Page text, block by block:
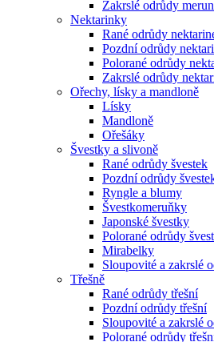
Zakrslé odrůdy
Nektarinky
Rané odrůdy
Pozdní odrůdy
Polorané odrůdy
Zakrslé odrůdy
Ořechy, lísky a mandloně
Lísky
Mandloně
Ořešáky
Švestky a slivoně
Rané odrůdy švestek
Pozdní odrůdy
Ryngle a blumy
Švestkomeruňky
Japonské švestky
Polorané odrůdy
Mirabelky
Sloupovité a zakrslé
Třešně
Rané odrůdy třešní
Pozdní odrůdy třešní
Sloupovité a zakrslé
Polorané odrůdy